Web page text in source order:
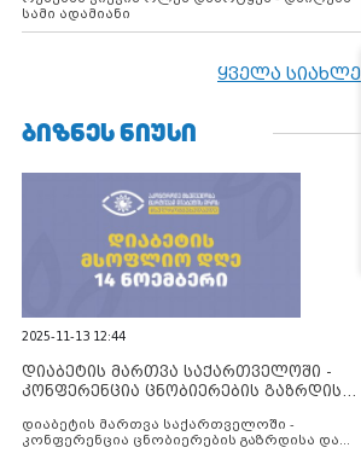
სამი ადამიანი
ყველა სიახლე
ᲑᲘᲖᲜᲔᲡ ᲜᲘᲣᲡᲘ
2025-11-13 12:44
დიაბეტის მართვა საქართველოში -
კონფერენცია ცნობიერების გაზრდისა
დიაბეტის მართვა საქართველოში -
კონფერენცია ცნობიერების გაზრდისა და